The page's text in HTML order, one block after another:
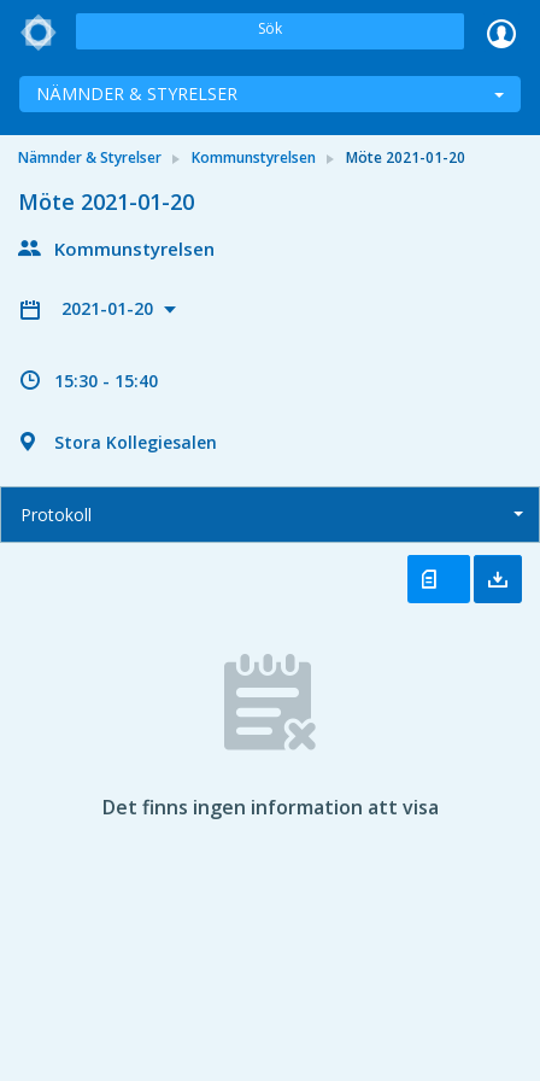
Sök
NÄMNDER & STYRELSER
Nämnder & Styrelser Kommunstyrelsen Möte 2021-01-20
Möte 2021-01-20
Kommunstyrelsen
2021-01-20
15:30 - 15:40
Stora Kollegiesalen
Protokoll
Det finns ingen information att visa